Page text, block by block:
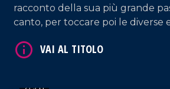
racconto della sua più grande
canto, per toccare poi le diverse
spaziano dalla conduzione tv e
VAI AL TITOLO